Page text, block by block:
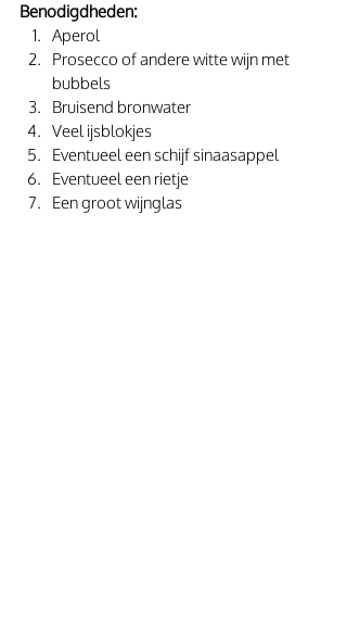
Benodigdheden:
Aperol
Prosecco of andere witte wijn met
bubbels
Bruisend bronwater
Veel ijsblokjes
Eventueel een schijf sinaasappel
Eventueel een rietje
Een groot wijnglas